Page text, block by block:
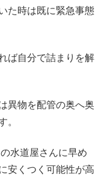
た時は既に緊急事態
ば自分で詰まりを解
異物を配管の奥へ奥
。
水道屋さんに早め
安くつく可能性が高